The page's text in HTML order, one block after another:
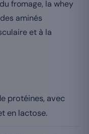
fromage, la whey
aminés
et à la
protéines, avec
en lactose.